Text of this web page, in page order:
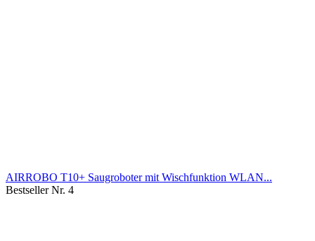
AIRROBO T10+ Saugroboter mit Wischfunktion WLAN...
Bestseller Nr. 4